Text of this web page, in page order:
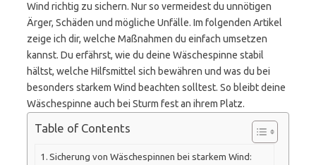
Wind richtig zu sichern. Nur so vermeidest du unnötigen
Ärger, Schäden und mögliche Unfälle. Im folgenden Artikel
zeige ich dir, welche Maßnahmen du einfach umsetzen
kannst. Du erfährst, wie du deine Wäschespinne stabil
hältst, welche Hilfsmittel sich bewähren und was du bei
besonders starkem Wind beachten solltest. So bleibt deine
Wäschespinne auch bei Sturm fest an ihrem Platz.
Table of Contents
Sicherung von Wäschespinnen bei starkem Wind: